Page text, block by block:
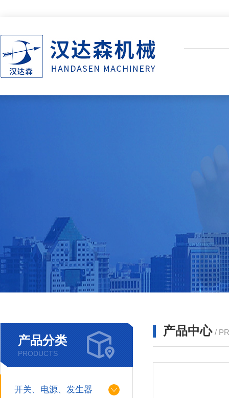
产品分类
PRODUCTS
开关、电源、发生器
产品中心 /